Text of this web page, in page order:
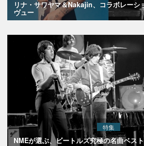
リナ・サワヤマ＆Nakajin、コラボレーシ
ヴュー
特集
NMEが選ぶ、ビートルズ究極の名曲ベス